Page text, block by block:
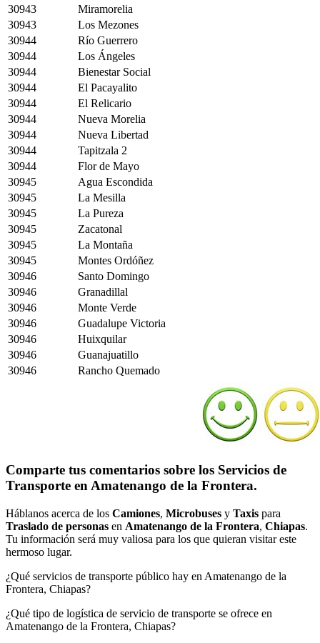
30943
Miramorelia
30943
Los Mezones
30944
Río Guerrero
30944
Los Ángeles
30944
Bienestar Social
30944
El Pacayalito
30944
El Relicario
30944
Nueva Morelia
30944
Nueva Libertad
30944
Tapitzala 2
30944
Flor de Mayo
30945
Agua Escondida
30945
La Mesilla
30945
La Pureza
30945
Zacatonal
30945
La Montaña
30945
Montes Ordóñez
30946
Santo Domingo
30946
Granadillal
30946
Monte Verde
30946
Guadalupe Victoria
30946
Huixquilar
30946
Guanajuatillo
30946
Rancho Quemado
Comparte tus comentarios sobre los Servicios de
Transporte en Amatenango de la Frontera.
Háblanos acerca de los Camiones, Microbuses y Taxis para
Traslado de personas en Amatenango de la Frontera, Chiapas.
Tu información será muy valiosa para los que quieran visitar este
hermoso lugar.
¿Qué servicios de transporte público hay en Amatenango de la
Frontera, Chiapas?
¿Qué tipo de logística de servicio de transporte se ofrece en
Amatenango de la Frontera, Chiapas?